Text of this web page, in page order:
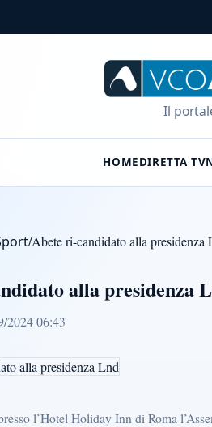
Il
HOMEDIRETTA TV
/Abete ri-candidato alla presidenza
alla presidenza
2024 06:43
l’Hotel Holiday Inn di Roma